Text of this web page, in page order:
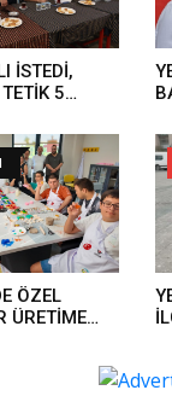
İSTEDİ,
5
ÖZEL
ÜRETİME